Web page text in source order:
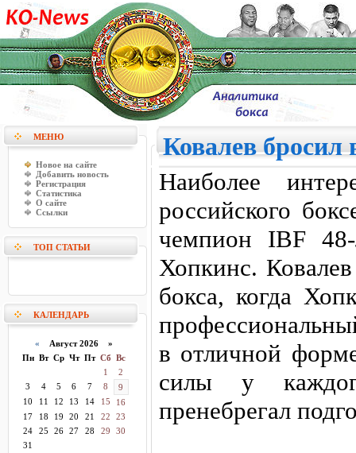
МЕНЮ
Новое на сайте
Добавить новость
Регистрация
Статистика
О сайте
Ссылки
ТОП СТАТЬИ
КАЛЕНДАРЬ
« Август 2026 »
Пн Вт Ср Чт Пт Сб Вс
1
2
3
4 5 6 7 8
9
10
11 12 13 14 15
16
17
18 19 20 21 22
23
24
25 26 27 28 29
30
31
Ковалев бросил
Наиболее
российского
чемпион IBF
Хопкинс.
бокса, когда
в отличной
силы у
пренебрегал